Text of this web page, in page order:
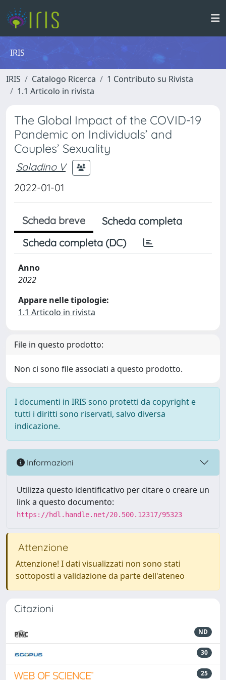
IRIS
IRIS Catalogo Ricerca
1 Contributo su Rivista
1.1 Articolo in rivista
The Global Impact of the COVID-19
Pandemic on Individuals’ and
Couples’ Sexuality
Saladino V
2022-01-01
Scheda breve
Scheda completa
Scheda completa (DC)
Anno
2022
Appare nelle tipologie:
1.1 Articolo in rivista
File in questo prodotto:
Non ci sono file associati a questo prodotto.
I documenti in IRIS sono protetti da copyright e
tutti i diritti sono riservati, salvo diversa
indicazione.
Informazioni
Utilizza questo identificativo per citare o creare un
link a questo documento:
https://hdl.handle.net/20.500.12317/95323
Attenzione
Attenzione! I dati visualizzati non sono stati
sottoposti a validazione da parte dell'ateneo
Citazioni
ND
30
25